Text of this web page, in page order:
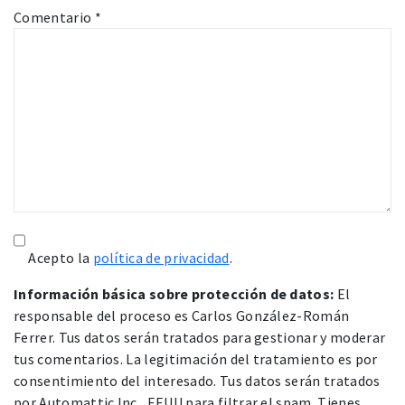
Comentario *
Acepto la política de privacidad.
Información básica sobre protección de datos: El
responsable del proceso es Carlos González-Román
Ferrer. Tus datos serán tratados para gestionar y moderar
tus comentarios. La legitimación del tratamiento es por
consentimiento del interesado. Tus datos serán tratados